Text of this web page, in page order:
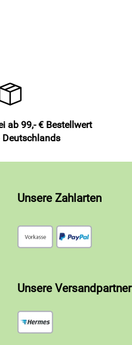
ab 99,- € Bestellwert
Deutschlands
Unsere Zahlarten
Unsere Versandpartner